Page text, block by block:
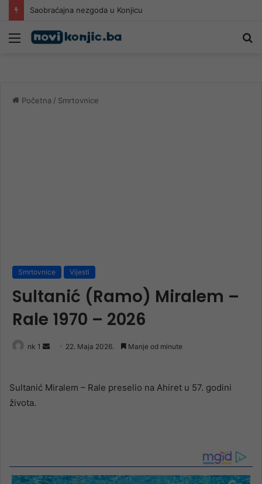
Saobraćajna nezgoda u Konjicu
Meni
Početna / Smrtovnice
Smrtovnice Vijesti
Sultanić (Ramo) Miralem –
Rale 1970 – 2026
nk 1
Send 22. Maja 2026. Manje od minute
Sultanić Miralem – Rale preselio na Ahiret u 57. godini
života.